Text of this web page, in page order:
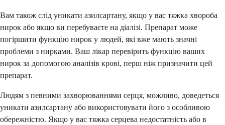
Вам також слід уникати азилсартану, якщо у вас тяжка хвороба
нирок або якщо ви перебуваєте на діалізі. Препарат може
погіршити функцію нирок у людей, які вже мають значні
проблеми з нирками. Ваш лікар перевірить функцію ваших
нирок за допомогою аналізів крові, перш ніж призначити цей
препарат.
Людям з певними захворюваннями серця, можливо, доведеться
уникати азилсартану або використовувати його з особливою
обережністю. Якщо у вас тяжка серцева недостатність або в